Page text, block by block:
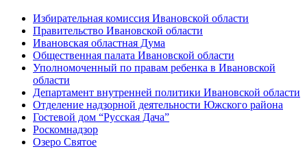
Избирательная комиссия Ивановской области
Правительство Ивановской области
Ивановская областная Дума
Общественная палата Ивановской области
Уполномоченный по правам ребенка в Ивановской
области
Департамент внутренней политики Ивановской области
Отделение надзорной деятельности Южского района
Гостевой дом “Русская Дача”
Роскомнадзор
Озеро Святое